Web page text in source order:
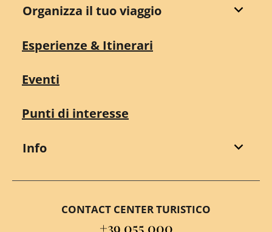
Organizza il tuo viaggio
Esperienze & Itinerari
Eventi
Punti di interesse
Info
CONTACT CENTER TURISTICO
+39 055 000